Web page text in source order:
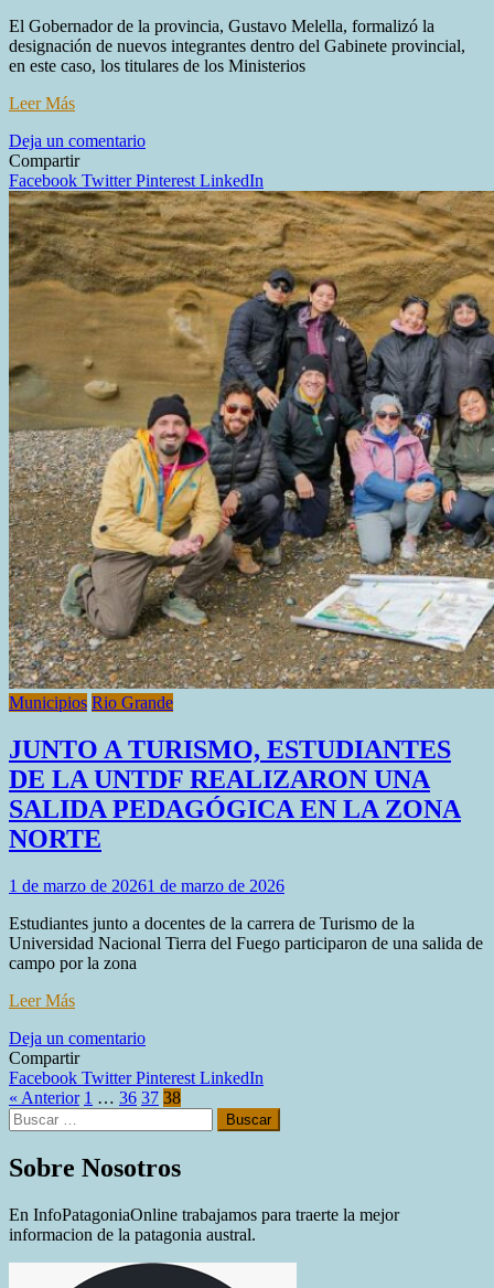
El Gobernador de la provincia, Gustavo Melella, formalizó la
designación de nuevos integrantes dentro del Gabinete provincial,
en este caso, los titulares de los Ministerios
Leer Más
Deja un comentarioen
GOBERNADOR
MELELLA
FORMALIZÓ
LAS
NUEVAS
DESIGNACIONES
EN
EL
GABINETE
PROVINCIAL
Compartir
Facebook TwitterPinterest LinkedIn
Municipios Rio Grande
JUNTO A TURISMO, ESTUDIANTES
DE LA UNTDF REALIZARON UNA
SALIDA PEDAGÓGICA EN LA ZONA
NORTE
1 de marzo de 20261 de marzo de 2026
Estudiantes junto a docentes de la carrera de Turismo de la
Universidad Nacional Tierra del Fuego participaron de una salida de
campo por la zona
Leer Más
Deja un comentarioen
A
TURISMO,
ESTUDIANTES
DE
UNTDF
UNA
SALIDA
Compartir
Facebook TwitterPinterest LinkedIn
« Anterior 1 … 36 37 38
Buscar:
Sobre Nosotros
En InfoPatagoniaOnline trabajamos para traerte la mejor
informacion de la patagonia austral.